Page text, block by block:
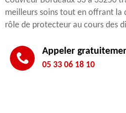
meilleurs soins tout en offrant la
rôle de protecteur au cours des
Appeler
05 33 06 18 10